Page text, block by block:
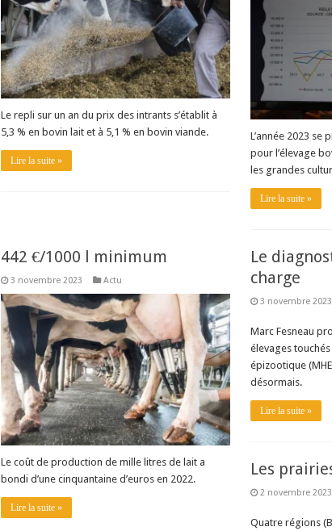
Le repli sur un an du prix des intrants s’établit à
5,3 % en bovin lait et à 5,1 % en bovin viande.
Lire la suite »
L’année 2023 se
pour l’élevage
les grandes
Lire la suite »
442 €/1000 l minimum
3 novembre 2023 Actu
Le coût de production de mille litres de lait a
bondi d’une cinquantaine d’euros en 2022.
Lire la suite »
Le
charge
3 novembre 2023
Marc Fesneau
élevages
épizootique
désormais.
Lire la suite »
Les
2 novembre 2023
Quatre régions